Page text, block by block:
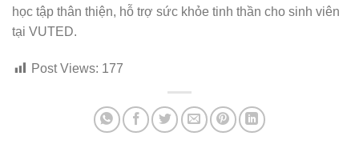
học tập thân thiện, hỗ trợ sức khỏe tinh thần cho sinh viên
tại VUTED.
Post Views: 177